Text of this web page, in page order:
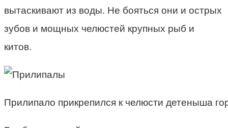
вытаскивают из воды. Не бояться они и острых
зубов и мощных челюстей крупных рыб и
китов.
Прилипало прикрепился к челюсти детеныша